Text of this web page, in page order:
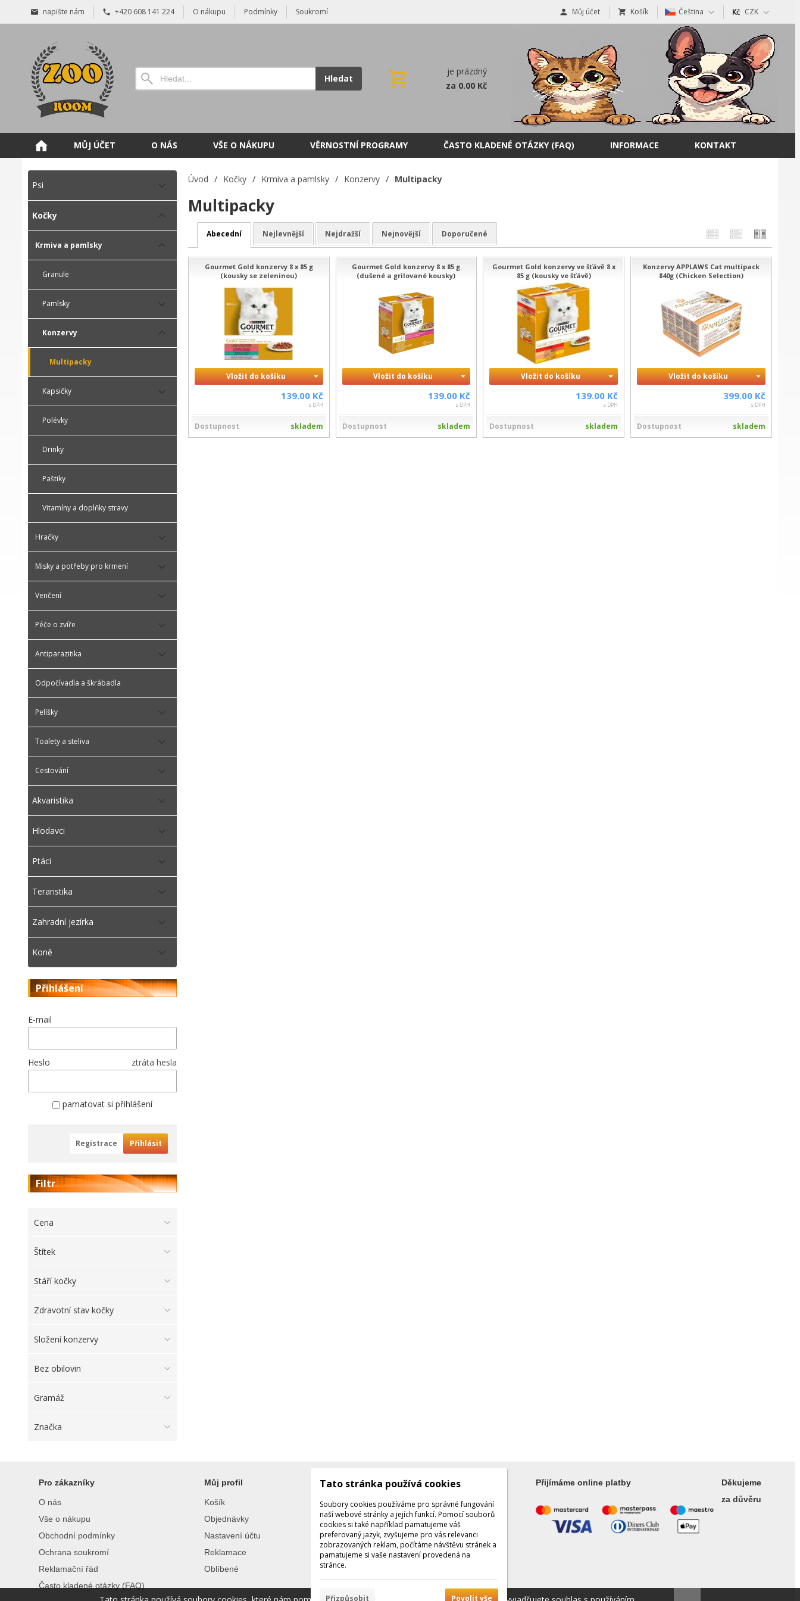
napište nám +420 608 141 224 O nákupu Podmínky Soukromí Můj účet Košík Čeština CZK
Hledat
je prázdný
za 0.00 Kč
MŮJ ÚČET O NÁS VŠE O NÁKUPU VĚRNOSTNÍ PROGRAMY ČASTO KLADENÉ OTÁZKY (FAQ) INFORMACE KONTAKT
Psi
Kočky
Krmiva a pamlsky
Granule
Pamlsky
Konzervy
Multipacky
Kapsičky
Polévky
Drinky
Paštiky
Vitamíny a doplňky stravy
Hračky
Misky a potřeby pro krmení
Venčení
Péče o zvíře
Antiparazitika
Odpočívadla a škrábadla
Pelíšky
Toalety a steliva
Cestování
Akvaristika
Hlodavci
Ptáci
Teraristika
Zahradní jezírka
Koně
Přihlášení
E-mail
Heslo ztráta hesla
pamatovat si přihlášení
Registrace Přihlásit
Filtr
Cena
Štítek
Stáří kočky
Zdravotní stav kočky
Složení konzervy
Bez obilovin
Gramáž
Značka
Úvod / Kočky / Krmiva a pamlsky / Konzervy / Multipacky
Multipacky
Abecední Nejlevnější Nejdražší Nejnovější Doporučené
Gourmet Gold konzervy 8 x 85 g
(kousky se zeleninou)
Vložit do košíku
139.00 Kč
s DPH
Dostupnost skladem
Gourmet Gold konzervy 8 x 85 g
(dušené a grilované kousky)
Vložit do košíku
139.00 Kč
s DPH
Dostupnost skladem
Gourmet Gold konzervy ve šťávě 8 x
85 g (kousky ve šťávě)
Vložit do košíku
139.00 Kč
s DPH
Dostupnost skladem
Konzervy APPLAWS Cat multipack
840g (Chicken Selection)
Vložit do košíku
399.00 Kč
s DPH
Dostupnost skladem
Pro zákazníky
O nás
Vše o nákupu
Obchodní podmínky
Ochrana soukromí
Reklamační řád
Často kladené otázky (FAQ)
Můj profil
Košík
Objednávky
Nastavení účtu
Reklamace
Oblíbené
Kontakty
Kontaktujte nás
Tel.: +420 608 141 224
Po - Pá: 9:00 - 16:00
Facebook
Přijímáme online platby
Děkujeme
za důvěru
Tato stránka používá cookies
Soubory cookies používáme pro správné fungování
naší webové stránky a jejích funkcí. Pomocí souborů
cookies si také například pamatujeme váš
preferovaný jazyk, zvyšujeme pro vás relevanci
zobrazovaných reklam, počítáme návštěvu stránek a
pamatujeme si vaše nastavení provedená na
stránce.
Přizpůsobit Povolit vše